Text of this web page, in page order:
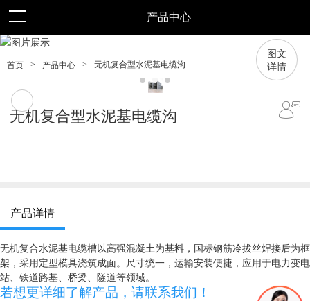
产品中心
首页 > 产品中心 > 无机复合型水泥基电缆沟
图文
详情
无机复合型水泥基电缆沟
产品详情
无机复合水泥基电缆槽以高强混凝土为基料，国标钢筋冷拔丝焊接后为框
架，采用定型模具浇筑成面。尺寸统一，运输安装便捷，应用于电力变电
站、铁道路基、桥梁、隧道等领域。
若想更详细了解产品，请联系我们！